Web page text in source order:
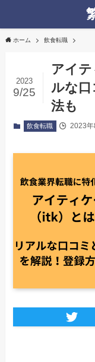
ホーム 飲食転職
アイ
ルな口
法も
2023
9/25
飲食転職 2023年